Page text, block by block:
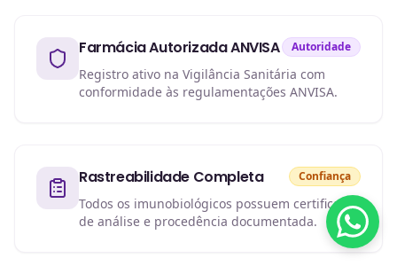
Farmácia Autorizada ANVISA Autoridade
Registro ativo na Vigilância Sanitária com
conformidade às regulamentações ANVISA.
Rastreabilidade Completa Confiança
Todos os imunobiológicos possuem certificado
de análise e procedência documentada.